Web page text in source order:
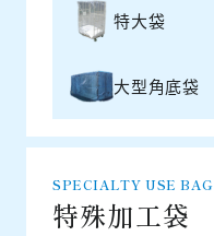
特大袋
大型角底袋
SPECIALTY USE BAG
特殊加工袋